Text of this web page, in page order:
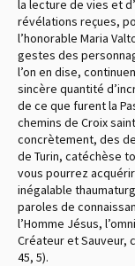
la lecture de vies et
révélations reçues,
l’honorable Maria
gestes des
l’on en dise,
sincère quantité
de ce que furent la
chemins de Croix
concrètement, des
de Turin, catéchèse
vous pourrez
inégalable
paroles de
l’Homme Jésus,
Créateur et Sauveur,
45, 5).